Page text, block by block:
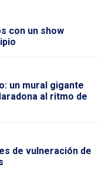
con un show
un mural gigante
al ritmo de
de vulneración de